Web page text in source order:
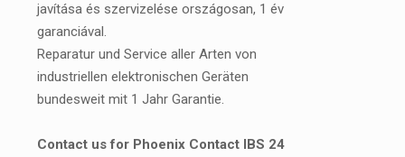
javítása és szervizelése országosan, 1 év
garanciával.
Reparatur und Service aller Arten von
industriellen elektronischen Geräten
bundesweit mit 1 Jahr Garantie.
Contact us for Phoenix Contact IBS 24